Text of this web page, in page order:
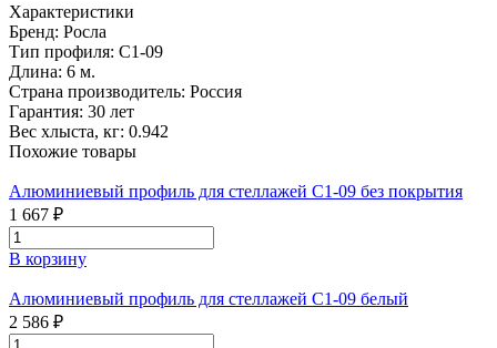
Характеристики
Бренд: Росла
Тип профиля: С1-09
Длина: 6 м.
Страна производитель: Россия
Гарантия: 30 лет
Вес хлыста, кг: 0.942
Похожие товары
Алюминиевый профиль для стеллажей С1-09 без покрытия
1 667 ₽
В корзину
Алюминиевый профиль для стеллажей С1-09 белый
2 586 ₽